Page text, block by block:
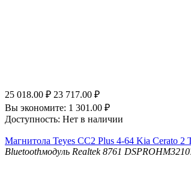
25 018.00 ₽ 23 717.00 ₽
Вы экономите: 1 301.00 ₽
Доступность: Нет в наличии
Магнитола Teyes CC2 Plus 4-64 Kia Cerato
Bluetoothмодуль Realtek 8761 DSP